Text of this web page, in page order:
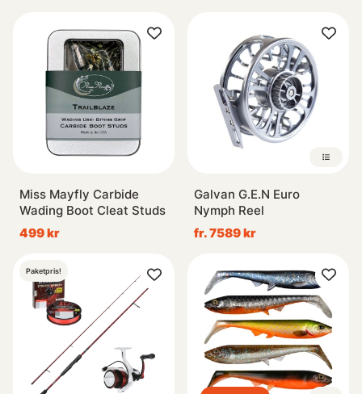
Miss Mayfly Carbide
Wading Boot Cleat Studs
499 kr
Galvan G.E.N Euro
Nymph Reel
fr. 7589 kr
Paketpris!